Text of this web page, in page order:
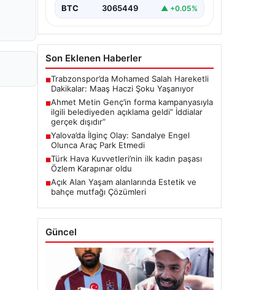
BTC 3065449 ▲ +0.05%
Son Eklenen Haberler
■Trabzonspor’da Mohamed Salah Hareketli
Dakikalar: Maaş Haczi Şoku Yaşanıyor
■Ahmet Metin Genç’in forma kampanyasıyla
ilgili belediyeden açıklama geldi” İddialar
gerçek dışıdır”
■Yalova’da İlginç Olay: Sandalye Engel
Olunca Araç Park Etmedi
■Türk Hava Kuvvetleri’nin ilk kadın paşası
Özlem Karapınar oldu
■Açık Alan Yaşam alanlarında Estetik ve
bahçe mutfağı Çözümleri
Güncel